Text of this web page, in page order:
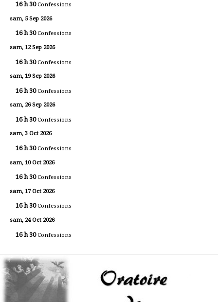
16 h 30Confessions
sam, 5 Sep 2026
16 h 30Confessions
sam, 12 Sep 2026
16 h 30Confessions
sam, 19 Sep 2026
16 h 30Confessions
sam, 26 Sep 2026
16 h 30Confessions
sam, 3 Oct 2026
16 h 30Confessions
sam, 10 Oct 2026
16 h 30Confessions
sam, 17 Oct 2026
16 h 30Confessions
sam, 24 Oct 2026
16 h 30Confessions